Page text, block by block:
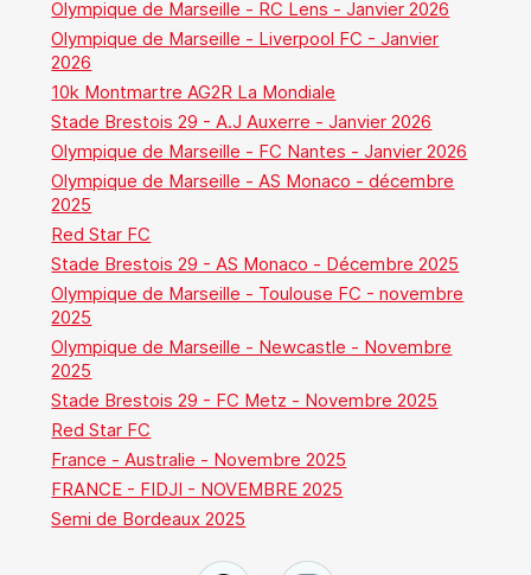
Olympique de Marseille - RC Lens - Janvier 2026
Olympique de Marseille - Liverpool FC - Janvier
2026
10k Montmartre AG2R La Mondiale
Stade Brestois 29 - A.J Auxerre - Janvier 2026
Olympique de Marseille - FC Nantes - Janvier 2026
Olympique de Marseille - AS Monaco - décembre
2025
Red Star FC
Stade Brestois 29 - AS Monaco - Décembre 2025
Olympique de Marseille - Toulouse FC - novembre
2025
Olympique de Marseille - Newcastle - Novembre
2025
Stade Brestois 29 - FC Metz - Novembre 2025
Red Star FC
France - Australie - Novembre 2025
FRANCE - FIDJI - NOVEMBRE 2025
Semi de Bordeaux 2025